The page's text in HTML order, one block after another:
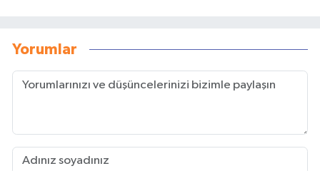
Yorumlar